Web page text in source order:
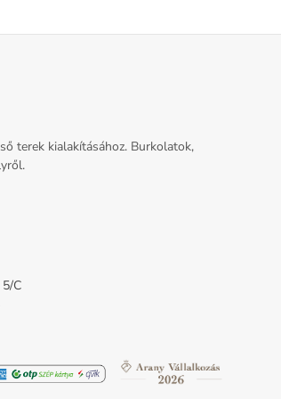
terek kialakításához. Burkolatok,
C